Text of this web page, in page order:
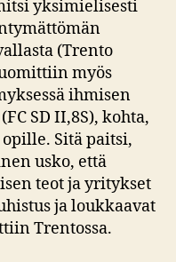
yksimielisesti
(Trento
myös
ihmisen
SD II,8S), kohta,
Sitä paitsi,
usko, että
teot ja yritykset
ja loukkaavat
Trentossa.